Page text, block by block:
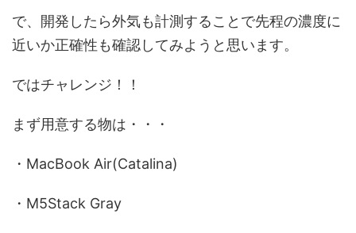
で、開発したら外気も計測することで先程の濃度に
近いか正確性も確認してみようと思います。
ではチャレンジ！！
まず用意する物は・・・
・MacBook Air(Catalina)
・M5Stack Gray